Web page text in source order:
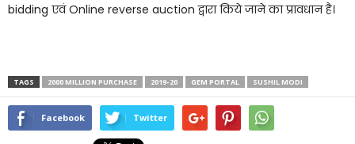
bidding एवं Online reverse auction द्वारा किये जाने का प्रावधान है।
TAGS 2000 MILLION PURCHASE 2019-20 GEM PORTAL SUSHIL MODI
Facebook Twitter